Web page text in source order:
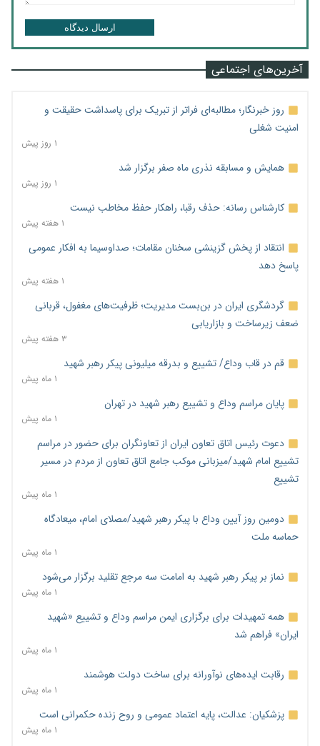
ارسال دیدگاه
آخرین‌های اجتماعی
روز خبرنگار؛ مطالبه‌ای فراتر از تبریک برای پاسداشت حقیقت و
امنیت شغلی
۱ روز پیش
همایش و مسابقه نذری ماه صفر برگزار شد
۱ روز پیش
کارشناس رسانه: حذف رقبا، راهکار حفظ مخاطب نیست
۱ هفته پیش
انتقاد از پخش گزینشی سخنان مقامات؛ صداوسیما به افکار عمومی
پاسخ دهد
۱ هفته پیش
گردشگری ایران در بن‌بست مدیریت؛ ظرفیت‌های مغفول، قربانی
ضعف زیرساخت و بازاریابی
۳ هفته پیش
قم در قاب وداع/ تشییع و بدرقه میلیونی پیکر رهبر شهید
۱ ماه پیش
پایان مراسم وداع و تشییع رهبر شهید در تهران
۱ ماه پیش
دعوت رئیس اتاق تعاون ایران از تعاونگران برای حضور در مراسم
تشییع امام شهید/میزبانی موکب جامع اتاق تعاون از مردم در مسیر
تشییع
۱ ماه پیش
دومین روز آیین وداع با پیکر رهبر شهید/مصلای امام، میعادگاه
حماسه ملت
۱ ماه پیش
نماز بر پیکر رهبر شهید به امامت سه مرجع تقلید برگزار می‌شود
۱ ماه پیش
همه تمهیدات برای برگزاری ایمن مراسم وداع و تشییع «شهید
ایران» فراهم شد
۱ ماه پیش
رقابت ایده‌های نوآورانه برای ساخت دولت هوشمند
۱ ماه پیش
پزشکیان: عدالت، پایه اعتماد عمومی و روح زنده حکمرانی است
۱ ماه پیش